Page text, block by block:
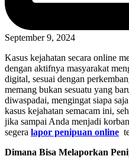
September 9, 2024
Kasus kejahatan secara online
dengan aktifnya masyarakat
digital, sesuai dengan
memang bukan sesuatu yang
diwaspadai, mengingat siapa
kasus kejahatan semacam ini,
jika sampai Anda menjadi
segera lapor penipuan online
Dimana Bisa Melaporkan